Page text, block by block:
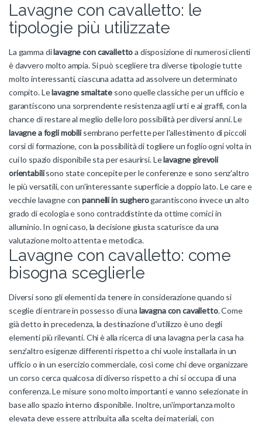
Lavagne con cavalletto: le
tipologie più utilizzate
La gamma dilavagne con cavallettoa disposizione di numerosi clienti
è davvero molto ampia. Si può scegliere tra diverse tipologie tutte
molto interessanti, ciascuna adatta ad assolvere un determinato
compito. Lelavagne smaltate sono quelle classiche per un ufficio e
garantiscono una sorprendente resistenza agli urti e ai graffi, con la
chance di restare al meglio delle loro possibilità per diversi anni. Le
lavagne a fogli mobilisembrano perfette per l'allestimento di piccoli
corsi di formazione, con la possibilità di togliere un foglio ogni volta in
cui lo spazio disponibile sta per esaurirsi. Lelavagne girevoli
orientabilisono state concepite per le conferenze e sono senz'altro
le più versatili, con un'interessante superficie a doppio lato. Le care e
vecchie lavagne conpannelli in sugherogarantiscono invece un alto
grado di ecologia e sono contraddistinte da ottime cornici in
alluminio. In ogni caso, la decisione giusta scaturisce da una
valutazione molto attenta e metodica.
Lavagne con cavalletto: come
bisogna sceglierle
Diversi sono gli elementi da tenere in considerazione quando si
sceglie di entrare in possesso di una lavagna con cavalletto. Come
già detto in precedenza, la destinazione d'utilizzo è uno degli
elementi più rilevanti. Chi è alla ricerca di una lavagna per la casa ha
senz'altro esigenze differenti rispetto a chi vuole installarla in un
ufficio o in un esercizio commerciale, così come chi deve organizzare
un corso cerca qualcosa di diverso rispetto a chi si occupa di una
conferenza. Le misure sono molto importanti e vanno selezionate in
base allo spazio interno disponibile. Inoltre, un'importanza molto
elevata deve essere attribuita alla scelta dei materiali, con